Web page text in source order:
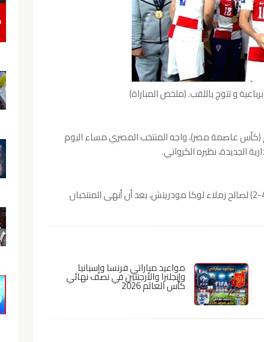
و تتوج باللقب. (ملخص المباراة)
(كأس عاصمة مصر)، واجه المنتخب المصري مساء اليوم
هذه المباراة حضرها 90.000 متفرّج وانتهت على نتيجة (4-2) لصالح زملاء لوكا مودريتش، بعد أن أنهى المنتخبان
مواعيد مباراتي فرنسا وإسبانيا
وإنجلترا والأرجنتين في نصف نهائي
كأس العالم 2026